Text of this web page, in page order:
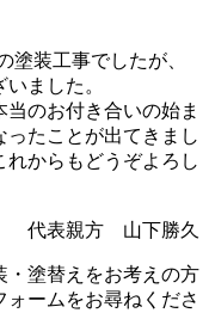
塗装工事でしたが、
ました。
のお付き合いの始ま
ったことが出てきまし
からもどうぞよろし
代表親方 山下勝久
・塗替えをお考えの方
ームをお尋ねくださ